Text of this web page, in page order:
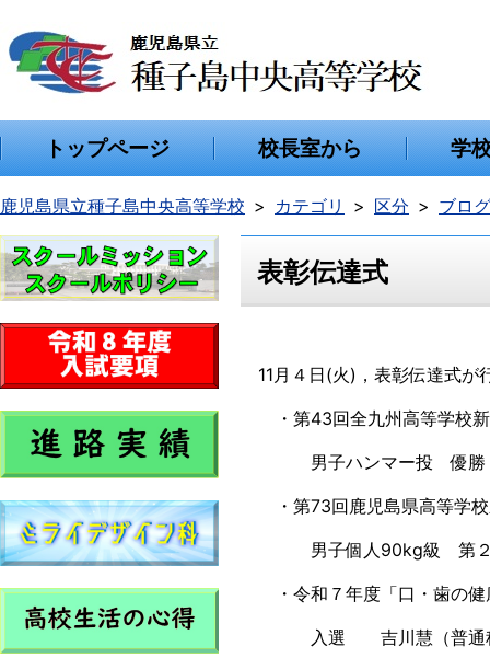
トップページ 校長室から 学
鹿児島県立種子島中央高等学校 カテゴリ 区分 ブロ
表彰伝達式
11月４日(火)，表彰伝達式が
・第43回全九州高等学校新
男子ハンマー投 優勝 鮫
・第73回鹿児島県高等学校
男子個人90kg級 第２
・令和７年度「口・歯の健
入選 吉川慧（普通科